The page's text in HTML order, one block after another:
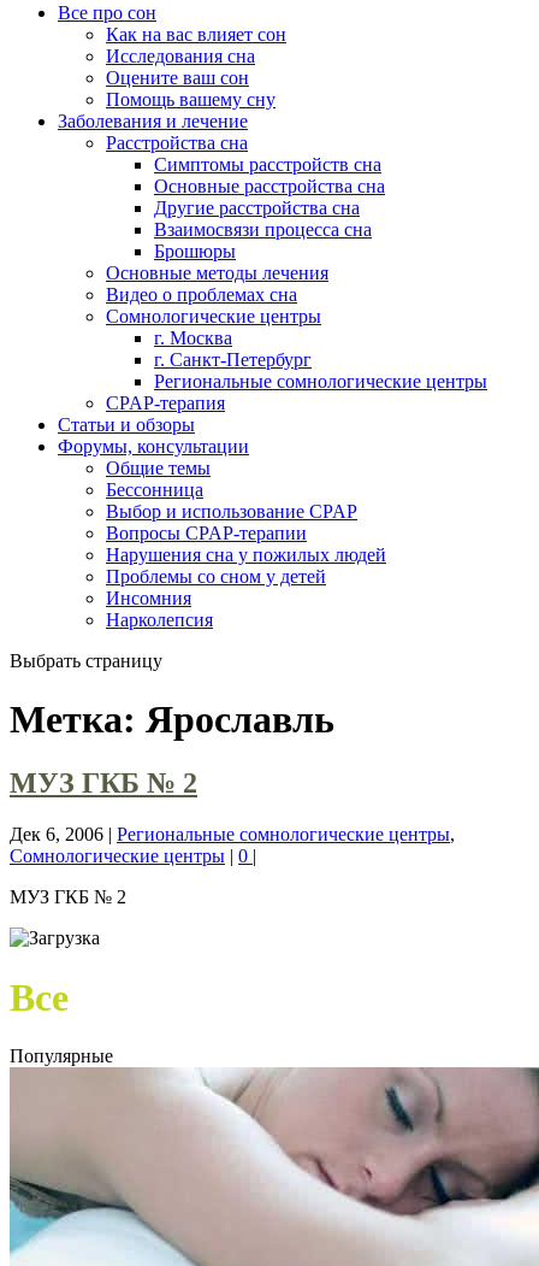
Все про сон
Как на вас влияет сон
Исследования сна
Оцените ваш сон
Помощь вашему сну
Заболевания и лечение
Расстройства сна
Симптомы расстройств сна
Основные расстройства сна
Другие расстройства сна
Взаимосвязи процесса сна
Брошюры
Основные методы лечения
Видео о проблемах сна
Сомнологические центры
г. Москва
г. Санкт-Петербург
Региональные сомнологические центры
CPAP-терапия
Статьи и обзоры
Форумы, консультации
Общие темы
Бессонница
Выбор и использование CPAP
Вопросы CPAP-терапии
Нарушения сна у пожилых людей
Проблемы со сном у детей
Инсомния
Нарколепсия
Выбрать страницу
Метка: Ярославль
МУЗ ГКБ № 2
Дек 6, 2006 | Региональные сомнологические центры,
Сомнологические центры | 0 |
МУЗ ГКБ № 2
Все
Популярные